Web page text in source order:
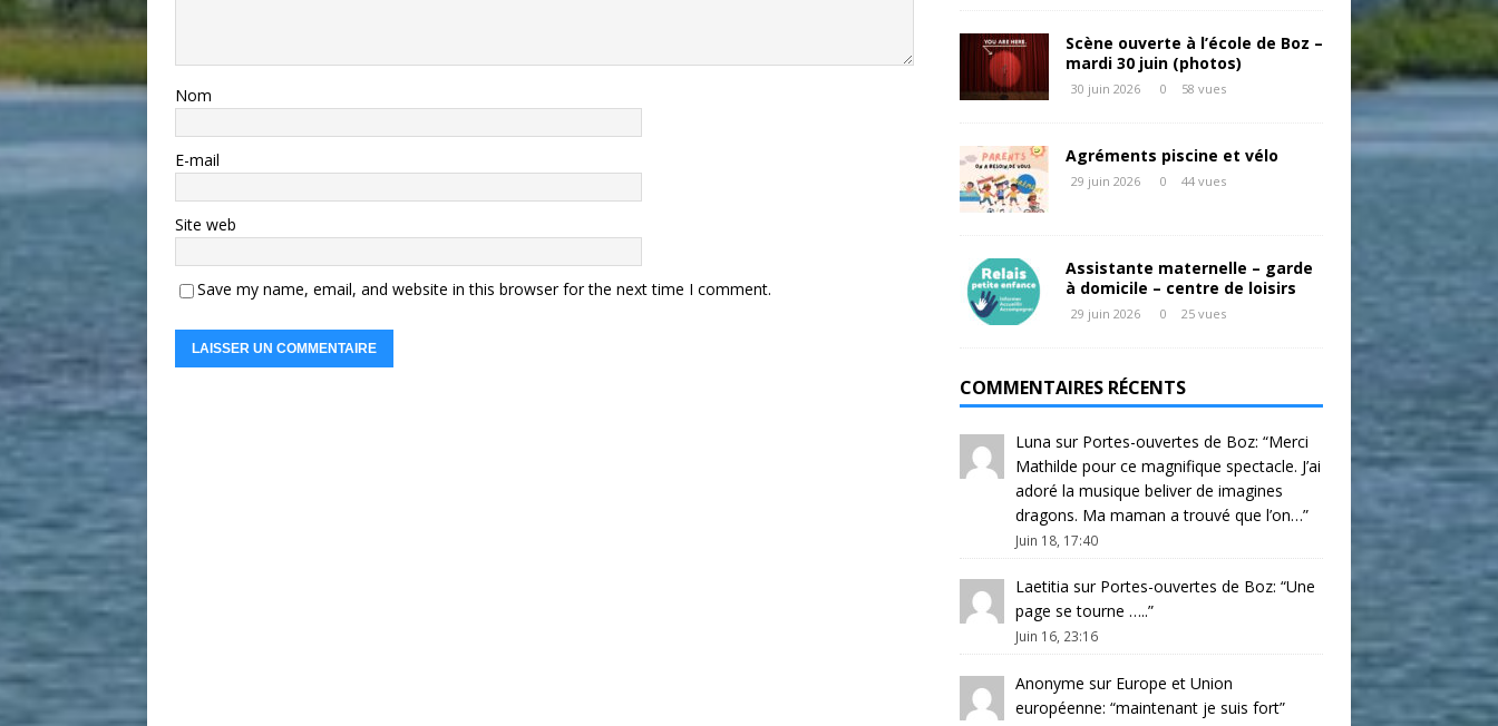
Nom
E-mail
Site web
Save my name, email, and website in this browser for the next time I comment.
Scène ouverte à l’école de Boz –
mardi 30 juin (photos)
30 juin 2026 0 58 vues
Agréments piscine et vélo
29 juin 2026 0 44 vues
Assistante maternelle – garde
à domicile – centre de loisirs
29 juin 2026 0 25 vues
COMMENTAIRES RÉCENTS
Luna sur Portes-ouvertes de Boz: “Merci
Mathilde pour ce magnifique spectacle. J’ai
adoré la musique beliver de imagines
dragons. Ma maman a trouvé que l’on…”
Juin 18, 17:40
Laetitia sur Portes-ouvertes de Boz: “Une
page se tourne …..”
Juin 16, 23:16
Anonyme sur Europe et Union
européenne: “maintenant je suis fort”